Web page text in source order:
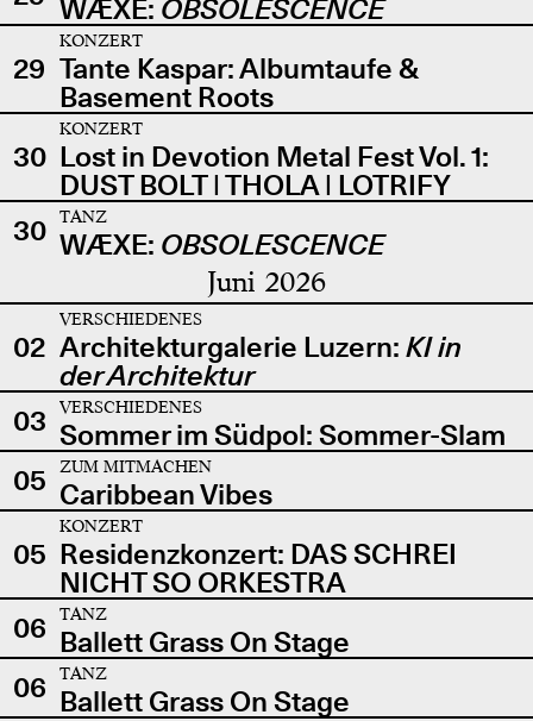
WÆXE: OBSOLESCENCE
29
KONZERT
Tante Kaspar: Albumtaufe &
Basement Roots
30
KONZERT
Lost in Devotion Metal Fest Vol. 1:
DUST BOLT | THOLA | LOTRIFY
30
TANZ
WÆXE: OBSOLESCENCE
Juni 2026
02
VERSCHIEDENES
Architekturgalerie Luzern: KI in
der Architektur
03
VERSCHIEDENES
Sommer im Südpol: Sommer-Slam
05
ZUM MITMACHEN
Caribbean Vibes
05
KONZERT
Residenzkonzert: DAS SCHREI
NICHT SO ORKESTRA
06
TANZ
Ballett Grass On Stage
06
TANZ
Ballett Grass On Stage